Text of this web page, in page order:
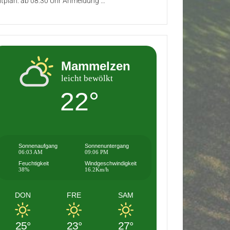
Mammelzen
leicht bewölkt
22°
Sonnenaufgang
06:03 AM
Sonnenuntergang
09:06 PM
Feuchtigkeit
38%
Windgeschwindigkeit
16.2Km/h
DON
25°
FRE
23°
SAM
27°